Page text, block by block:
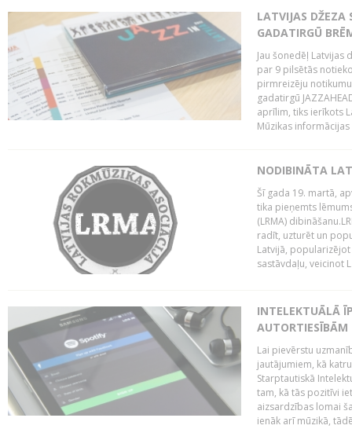
LATVIJAS DŽEZA
GADATIRGŪ
Jau šonedēļ Latvijas
par 9 pilsētās
pirmreizēju
gadatirgū
aprīlim, tiks ierīkots
Mūzikas informācijas
NODIBINĀTA
Šī gada 19. martā,
tika pieņemts
(LRMA)
radīt, uzturēt un
Latvijā,
sastāvdaļu, veicinot
INTELEKTUĀLĀ
Lai pievērstu
jautājumiem, kā
Starptautiskā
tam, kā tās pozitīvi
aizsardzības lomai
ienāk arī mūzikā,